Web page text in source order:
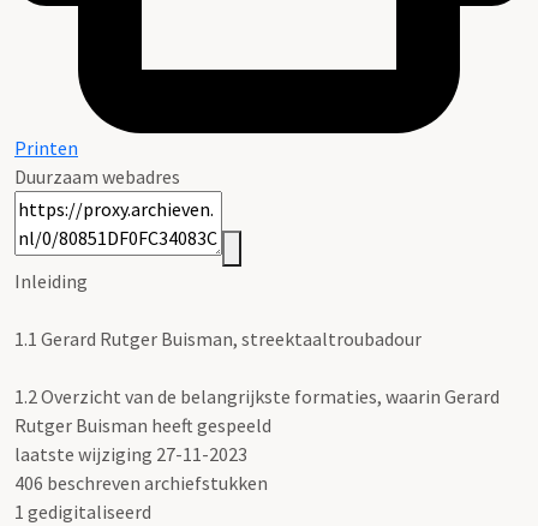
Printen
Duurzaam webadres
Inleiding
1.1 Gerard Rutger Buisman, streektaaltroubadour
1.2Overzicht van de belangrijkste formaties, waarin Gerard
Rutger Buisman heeft gespeeld
laatste wijziging 27-11-2023
406 beschreven archiefstukken
1 gedigitaliseerd